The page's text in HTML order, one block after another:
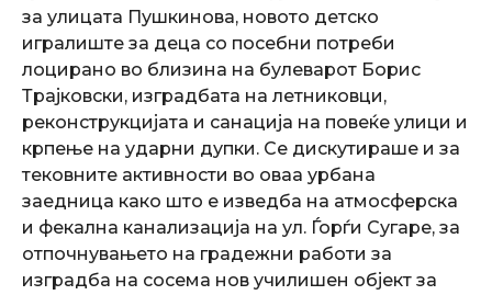
за улицата Пушкинова, новото детско
игралиште за деца со посебни потреби
лоцирано во близина на булеварот Борис
Трајковски, изградбата на летниковци,
реконструкцијата и санација на повеќе улици и
крпење на ударни дупки. Се дискутираше и за
тековните активности во оваа урбана
заедница како што е изведба на атмосферска
и фекална канализација на ул. Ѓорѓи Сугаре, за
отпочнувањето на градежни работи за
изградба на сосема нов училишен објект за